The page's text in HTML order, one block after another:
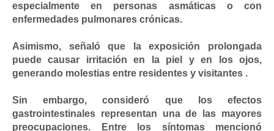
especialmente en personas asmáticas o con
enfermedades pulmonares crónicas.
Asimismo, señaló que la exposición prolongada
puede causar irritación en la piel y en los ojos,
generando molestias entre residentes y visitantes .
Sin embargo, consideró que los efectos
gastrointestinales representan una de las mayores
preocupaciones. Entre los síntomas mencionó